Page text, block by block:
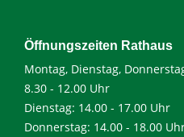
Öffnungszeiten Rathaus
Montag, Dienstag,
8.30 - 12.00 Uhr
Dienstag: 14.00 - 17.00 Uhr
Donnerstag: 14.00 - 18.00